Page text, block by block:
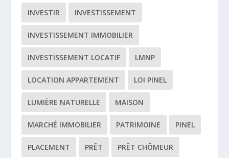
INVESTIR INVESTISSEMENT
INVESTISSEMENT IMMOBILIER
INVESTISSEMENT LOCATIF LMNP
LOCATION APPARTEMENT LOI PINEL
LUMIÈRE NATURELLE MAISON
MARCHÉ IMMOBILIER PATRIMOINE PINEL
PLACEMENT PRÊT PRÊT CHÔMEUR